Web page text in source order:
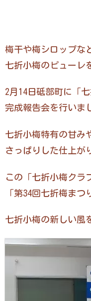
梅干や梅シロップな
七折小梅のピューレ
2月14日砥部町に「
完成報告会を行いま
七折小梅特有の甘み
さっぱりした仕上が
この「七折小梅クラ
「第34回七折梅まつ
七折小梅の新しい風